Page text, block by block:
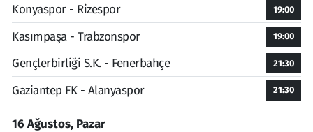
Konyaspor - Rizespor
19:00
Kasımpaşa - Trabzonspor 19:00
Gençlerbirliği S.K. - Fenerbahçe 21:30
Gaziantep FK - Alanyaspor 21:30
16 Ağustos, Pazar